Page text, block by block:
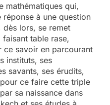
mathématiques qui,
à une question
dès lors, se remet
table rase,
savoir en parcourant
instituts, ses
savants, ses érudits,
ce faire cette triple
sa naissance dans